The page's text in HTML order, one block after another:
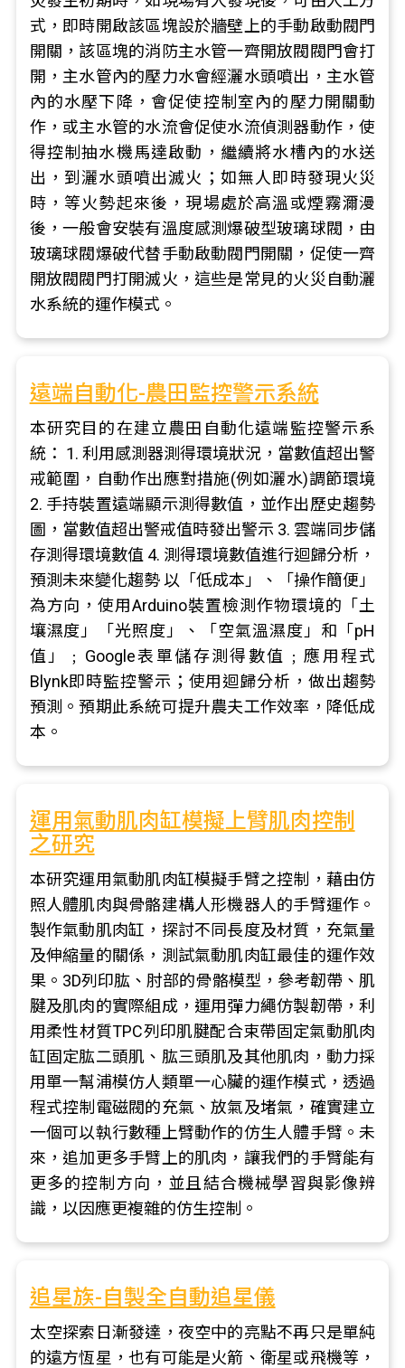
式，即時開啟該區塊設於牆壁上的手動啟動閥門
開關，該區塊的消防主水管一齊開放閥閥門會打
開，主水管內的壓力水會經灑水頭噴出，主水管
內的水壓下降，會促使控制室內的壓力開關動
作，或主水管的水流會促使水流偵測器動作，使
得控制抽水機馬達啟動，繼續將水槽內的水送
出，到灑水頭噴出滅火；如無人即時發現火災
時，等火勢起來後，現場處於高溫或煙霧濔漫
後，一般會安裝有溫度感測爆破型玻璃球閥，由
玻璃球閥爆破代替手動啟動閥門開關，促使一齊
開放閥閥門打開滅火，這些是常見的火災自動灑
水系統的運作模式。
遠端自動化-農田監控警示系統
本研究目的在建立農田自動化遠端監控警示系
統： 1. 利用感測器測得環境狀況，當數值超出警
戒範圍，自動作出應對措施(例如灑水)調節環境
2. 手持裝置遠端顯示測得數值，並作出歷史趨勢
圖，當數值超出警戒值時發出警示 3. 雲端同步儲
存測得環境數值 4. 測得環境數值進行迴歸分析，
預測未來變化趨勢 以「低成本」、「操作簡便」
為方向，使用Arduino裝置檢測作物環境的「土
壤濕度」「光照度」、「空氣溫濕度」和「pH
值」﹔Google表單儲存測得數值﹔應用程式
Blynk即時監控警示；使用迴歸分析，做出趨勢
預測。預期此系統可提升農夫工作效率，降低成
本。
運用氣動肌肉缸模擬上臂肌肉控制
之研究
本研究運用氣動肌肉缸模擬手臂之控制，藉由仿
照人體肌肉與骨骼建構人形機器人的手臂運作。
製作氣動肌肉缸，探討不同長度及材質，充氣量
及伸縮量的關係，測試氣動肌肉缸最佳的運作效
果。3D列印肱、肘部的骨骼模型，參考韌帶、肌
腱及肌肉的實際組成，運用彈力繩仿製韌帶，利
用柔性材質TPC列印肌腱配合束帶固定氣動肌肉
缸固定肱二頭肌、肱三頭肌及其他肌肉，動力採
用單一幫浦模仿人類單一心臟的運作模式，透過
程式控制電磁閥的充氣、放氣及堵氣，確實建立
一個可以執行數種上臂動作的仿生人體手臂。未
來，追加更多手臂上的肌肉，讓我們的手臂能有
更多的控制方向，並且結合機械學習與影像辨
識，以因應更複雜的仿生控制。
追星族-自製全自動追星儀
太空探索日漸發達，夜空中的亮點不再只是單純
的遠方恆星，也有可能是火箭、衛星或飛機等，